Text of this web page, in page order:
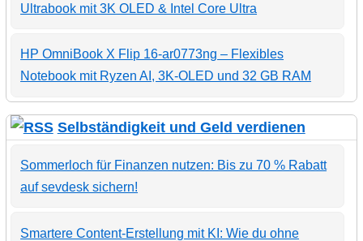
Ultrabook mit 3K OLED & Intel Core Ultra
HP OmniBook X Flip 16-ar0773ng – Flexibles
Notebook mit Ryzen AI, 3K-OLED und 32 GB RAM
Selbständigkeit und Geld verdienen
Sommerloch für Finanzen nutzen: Bis zu 70 % Rabatt
auf sevdesk sichern!
Smartere Content-Erstellung mit KI: Wie du ohne